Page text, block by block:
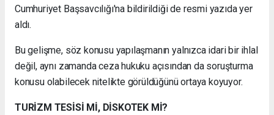
Cumhuriyet Başsavcılığı'na bildirildiği de resmi yazıda yer
aldı.
Bu gelişme, söz konusu yapılaşmanın yalnızca idari bir ihlal
değil, aynı zamanda ceza hukuku açısından da soruşturma
konusu olabilecek nitelikte görüldüğünü ortaya koyuyor.
TURİZM TESİSİ Mİ, DİSKOTEK Mİ?